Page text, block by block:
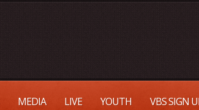
MEDIA LIVE YOUTH VBS SIGN